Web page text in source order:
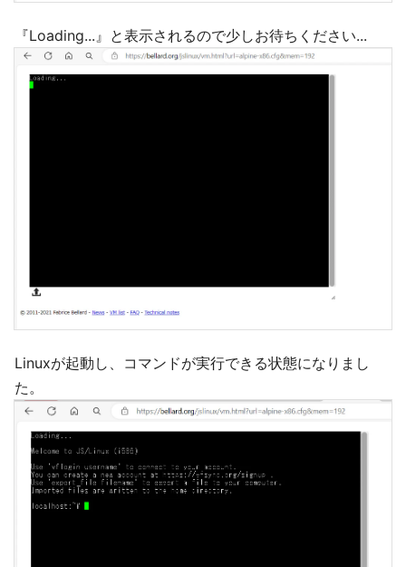
『Loading...』と表示されるので少しお待ちください...
Linuxが起動し、コマンドが実行できる状態になりまし
た。